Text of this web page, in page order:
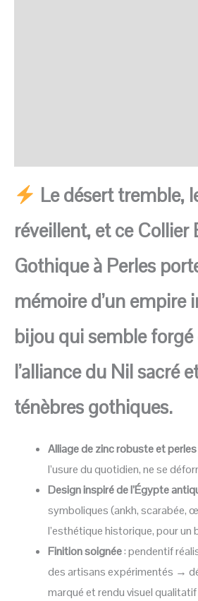
Le désert tremble,
réveillent, et ce Collier
Gothique à Perles
mémoire d’un empire
bijou qui semble forgé
l’alliance du Nil sacré
ténèbres gothiques.
Alliage de zinc robusteet perles
l’usure du quotidien, ne se
Design inspiré de l’Égypte
symboliques (ankh, scarabée,
l’esthétique historique, pour
Finition soignée: pendentif
des artisans expérimentés →
marqué et rendu visuel qualitatif